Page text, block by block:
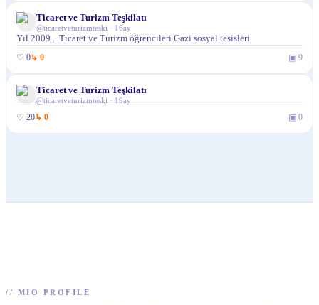
Ticaret ve Turizm Teşkilatı
@ticaretveturizmteski · 16ay
Yıl 2009 ...Ticaret ve Turizm öğrencileri Gazi sosyal tesisleri
♡ 0↳ 0 ▣ 9
Ticaret ve Turizm Teşkilatı
@ticaretveturizmteski · 19ay
♡ 20↳ 0 ▣ 0
// MIO PROFILE